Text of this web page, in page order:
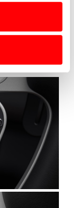
e limitando
no
lhe proporcionar
para
relativa à sua
análise, com
terceiros.
de
com o seu